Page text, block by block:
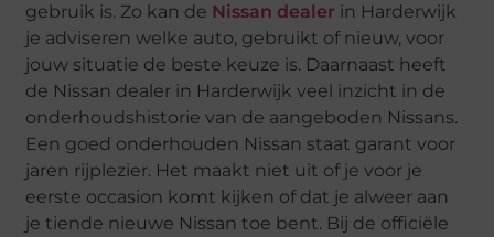
gebruik is. Zo kan de Nissan dealer in Harderwijk
je adviseren welke auto, gebruikt of nieuw, voor
jouw situatie de beste keuze is. Daarnaast heeft
de Nissan dealer in Harderwijk veel inzicht in de
onderhoudshistorie van de aangeboden Nissans.
Een goed onderhouden Nissan staat garant voor
jaren rijplezier. Het maakt niet uit of je voor je
eerste occasion komt kijken of dat je alweer aan
je tiende nieuwe Nissan toe bent. Bij de officiële